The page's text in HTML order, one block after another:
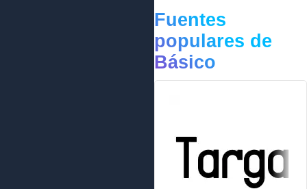
Fuentes
populares de
Básico